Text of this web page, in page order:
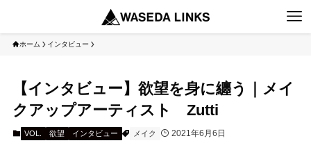
ホーム インタビュー
【インタビュー】欲望を身に纏う｜メイ
クアップアーティスト Zutti
VOL. 欲望 インタビュー メイク 2021年6月6日